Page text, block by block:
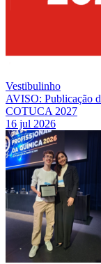
Vestibulinho
AVISO: Publicação
COTUCA 2027
16 jul 2026